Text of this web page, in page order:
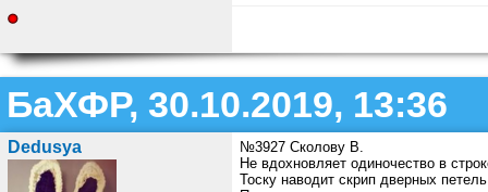
БаХФР, 30.10.2019, 13:36
Dedusya
№3927 Сколову В.
Не вдохновляет одиночество в
Тоску наводит скрип дверных